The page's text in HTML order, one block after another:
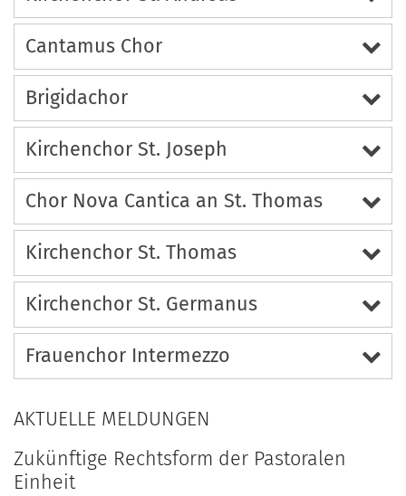
Cantamus Chor
Brigidachor
Kirchenchor St. Joseph
Chor Nova Cantica an St. Thomas
Kirchenchor St. Thomas
Kirchenchor St. Germanus
Frauenchor Intermezzo
AKTUELLE MELDUNGEN
Zukünftige Rechtsform der Pastoralen
Einheit